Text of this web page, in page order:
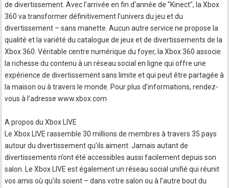
de divertissement. Avec l’arrivée en fin d’année de "Kinect", la Xbox
360 va transformer définitivement l’univers du jeu et du
divertissement – sans manette. Aucun autre service ne propose la
qualité et la variété du catalogue de jeux et de divertissements de la
Xbox 360. Véritable centre numérique du foyer, la Xbox 360 associe
la richesse du contenu à un réseau social en ligne qui offre une
expérience de divertissement sans limite et qui peut être partagée à
la maison ou à travers le monde. Pour plus d’informations, rendez-
vous à l’adresse www.xbox.com
A propos du Xbox LIVE
Le Xbox LIVE rassemble 30 millions de membres à travers 35 pays
autour du divertissement qu’ils aiment. Jamais autant de
divertissements n’ont été accessibles aussi facilement depuis son
salon. Le Xbox LIVE est également un réseau social unifié qui réunit
vos amis où qu’ils soient – dans votre salon ou à l’autre bout du